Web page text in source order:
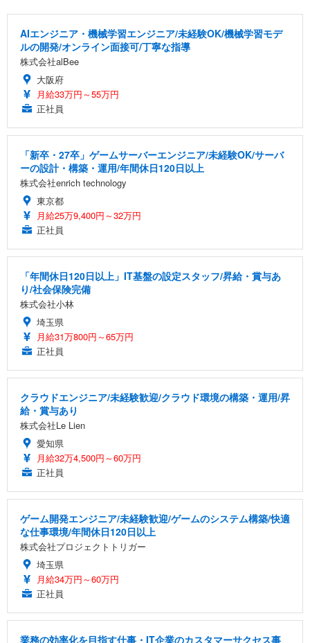
AIエンジニア・機械学習エンジニア/未経験OK/機械学習モデ
ルの開発/オンライン面接可/丁寧な指導
株式会社alBee
大阪府
月給33万円～55万円
正社員
「新卒・27卒」ゲームサーバーエンジニア/未経験OK/サーバ
ーの設計・構築・運用/年間休日120日以上
株式会社enrich technology
東京都
月給25万9,400円～32万円
正社員
「年間休日120日以上」IT基盤の設定スタッフ/昇給・賞与あ
り/社会保険完備
株式会社小林
埼玉県
月給31万800円～65万円
正社員
クラウドエンジニア/未経験歓迎/クラウド環境の構築・運用/昇
給・賞与あり
株式会社Le Lien
愛知県
月給32万4,500円～60万円
正社員
ゲーム開発エンジニア/未経験歓迎/ゲームのシステム構築/快適
な仕事環境/年間休日120日以上
株式会社プロジェクトトリガー
埼玉県
月給34万円～60万円
正社員
業務の効率化を目指す仕事・IT企業のカスタマーサクセス事